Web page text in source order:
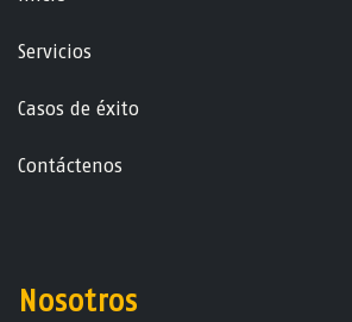
Servicios
Casos de éxito
Contáctenos
Nosotros